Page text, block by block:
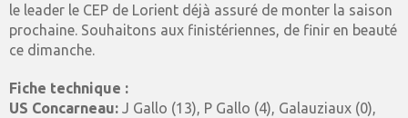
le leader le CEP de Lorient déjà assuré de monter la saison
prochaine. Souhaitons aux finistériennes, de finir en beauté
ce dimanche.
Fiche technique :
US Concarneau: J Gallo (13), P Gallo (4), Galauziaux (0),